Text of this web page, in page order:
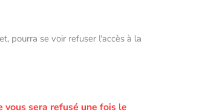
pourra se voir refuser l'accès à la
vous sera refusé une fois le